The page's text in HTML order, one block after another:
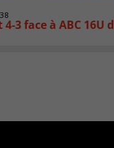
4‑3 face à ABC